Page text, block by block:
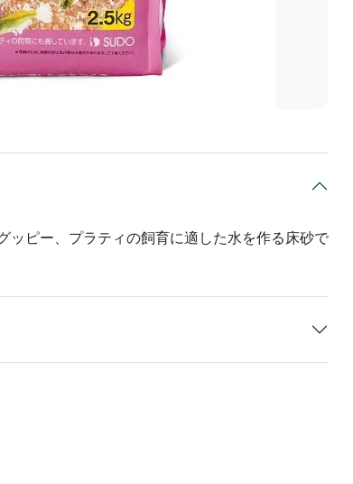
ッピー、プラティの飼育に適した水を作る床砂で